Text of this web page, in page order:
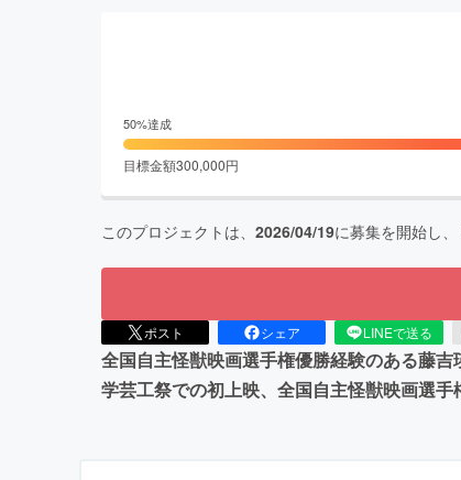
50%達成
目標金額300,000円
このプロジェクトは、 2026/04/19に募集を開始し、
ポスト シェア LINEで送る
全国自主怪獣映画選手権優勝経験のある藤
学芸工祭での初上映、全国自主怪獣映画選手